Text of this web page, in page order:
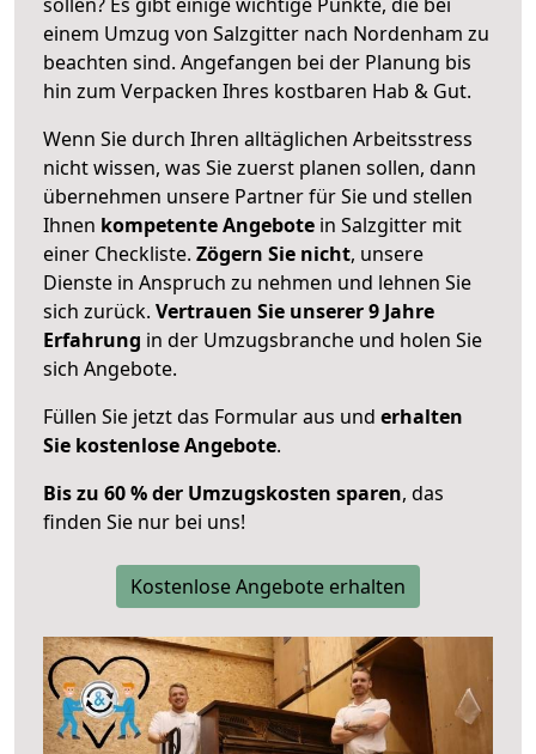
einem Umzug von Salzgitter nach Nordenham zu
beachten sind. Angefangen bei der Planung bis
hin zum Verpacken Ihres kostbaren Hab & Gut.
Wenn Sie durch Ihren alltäglichen Arbeitsstress
nicht wissen, was Sie zuerst planen sollen, dann
übernehmen unsere Partner für Sie und stellen
Ihnen kompetente Angebote in Salzgitter mit
einer Checkliste. Zögern Sie nicht, unsere
Dienste in Anspruch zu nehmen und lehnen Sie
sich zurück. Vertrauen Sie unserer 9 Jahre
Erfahrung in der Umzugsbranche und holen Sie
sich Angebote.
Füllen Sie jetzt das Formular aus und erhalten
Sie kostenlose Angebote.
Bis zu 60 % der Umzugskosten sparen, das
finden Sie nur bei uns!
Kostenlose Angebote erhalten